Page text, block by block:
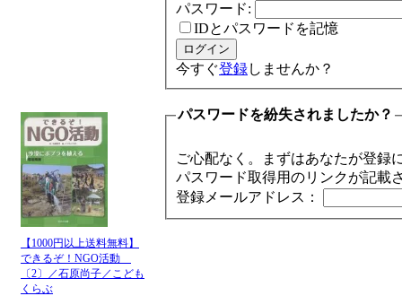
【1000円以上送料無料】
できるぞ！NGO活動
〔2〕／石原尚子／こども
くらぶ
パスワード:
IDとパスワードを記憶
今すぐ登録しませんか？
パスワードを紛失されましたか？
ご心配なく。まずはあなたが登録
パスワード取得用のリンクが記載
登録メールアドレス：